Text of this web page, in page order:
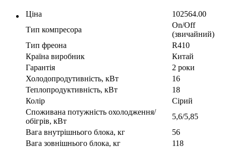
Ціна
102564.00
Тип компресора
On/Off
(звичайний)
Тип фреона
R410
Країна виробник
Китай
Гарантія
2 роки
Холодопродутивність, кВт
16
Теплопродуктивність, кВт
18
Колір
Сірий
Споживана потужність охолодження/
обігрів, кВт
5,6/5,85
Вага внутрішнього блока, кг
56
Вага зовнішнього блока, кг
118